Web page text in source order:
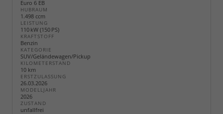
Euro 6 EB
HUBRAUM
1.498 ccm
LEISTUNG
110 kW (150 PS)
KRAFTSTOFF
Benzin
KATEGORIE
SUV/Geländewagen/Pickup
KILOMETERSTAND
10 km
ERSTZULASSUNG
26.03.2026
MODELLJAHR
2026
ZUSTAND
unfallfrei